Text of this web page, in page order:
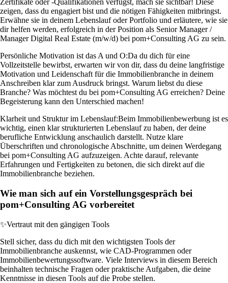
Zertifikate oder -Qualifikationen verfügst, mach sie sichtbar! Diese
zeigen, dass du engagiert bist und die nötigen Fähigkeiten mitbringst.
Erwähne sie in deinem Lebenslauf oder Portfolio und erläutere, wie sie
dir helfen werden, erfolgreich in der Position als Senior Manager /
Manager Digital Real Estate (m/w/d) bei pom+Consulting AG zu sein.
Persönliche Motivation ist das A und O:Da du dich für eine
Vollzeitstelle bewirbst, erwarten wir von dir, dass du deine langfristige
Motivation und Leidenschaft für die Immobilienbranche in deinem
Anschreiben klar zum Ausdruck bringst. Warum liebst du diese
Branche? Was möchtest du bei pom+Consulting AG erreichen? Deine
Begeisterung kann den Unterschied machen!
Klarheit und Struktur im Lebenslauf:Beim Immobilienbewerbung ist es
wichtig, einen klar strukturierten Lebenslauf zu haben, der deine
berufliche Entwicklung anschaulich darstellt. Nutze klare
Überschriften und chronologische Abschnitte, um deinen Werdegang
bei pom+Consulting AG aufzuzeigen. Achte darauf, relevante
Erfahrungen und Fertigkeiten zu betonen, die sich direkt auf die
Immobilienbranche beziehen.
Wie man sich auf ein Vorstellungsgespräch bei
pom+Consulting AG vorbereitet
✨Vertraut mit den gängigen Tools
Stell sicher, dass du dich mit den wichtigsten Tools der
Immobilienbranche auskennst, wie CAD-Programmen oder
Immobilienbewertungssoftware. Viele Interviews in diesem Bereich
beinhalten technische Fragen oder praktische Aufgaben, die deine
Kenntnisse in diesen Tools auf die Probe stellen.